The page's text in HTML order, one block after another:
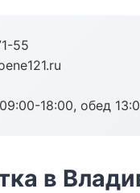
55
18:00, обед
в